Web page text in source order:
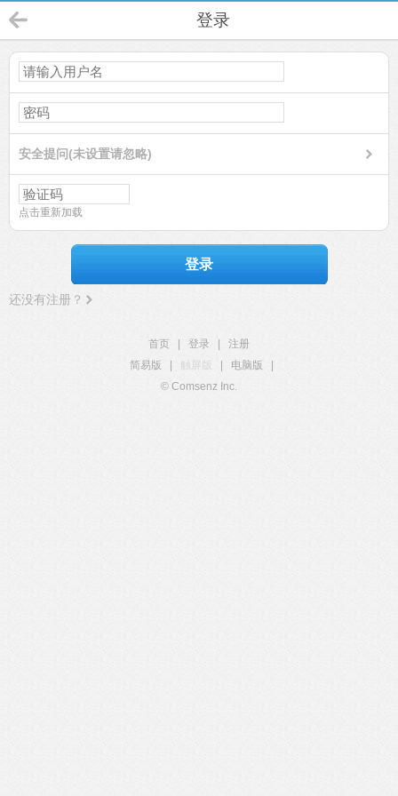
登录
安全提问(未设置请忽略)
点击重新加载
登录
还没有注册？
首页 登录
注册
简易版
触屏版 电脑版
© Comsenz Inc.